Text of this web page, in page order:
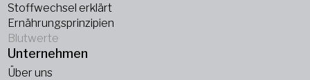
Stoffwechsel erklärt
Ernährungsprinzipien
Blutwerte
Unternehmen
Über uns